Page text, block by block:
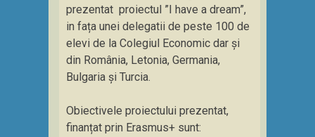
prezentat proiectul ”I have a dream”,
in fața unei delegatii de peste 100 de
elevi de la Colegiul Economic dar și
din România, Letonia, Germania,
Bulgaria și Turcia.
Obiectivele proiectului prezentat,
finanțat prin Erasmus+ sunt: